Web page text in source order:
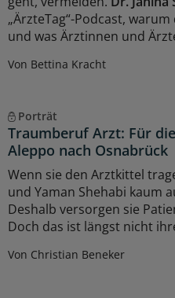
„ÄrzteTag“-Podcast,
und was Ärztinnen und
Von Bettina Kracht
Porträt
Traumberuf Arzt: Für
Aleppo nach Osnabrück
Wenn sie den Arztkittel
und Yaman Shehabi kaum
Deshalb versorgen sie
Doch das ist längst nicht
Von Christian Beneker